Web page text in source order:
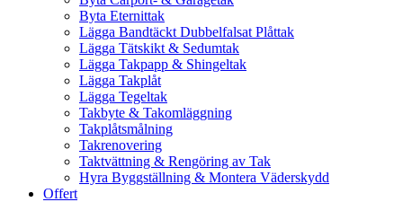
Byta Eternittak
Lägga Bandtäckt Dubbelfalsat Plåttak
Lägga Tätskikt & Sedumtak
Lägga Takpapp & Shingeltak
Lägga Takplåt
Lägga Tegeltak
Takbyte & Takomläggning
Takplåtsmålning
Takrenovering
Taktvättning & Rengöring av Tak
Hyra Byggställning & Montera Väderskydd
Offert